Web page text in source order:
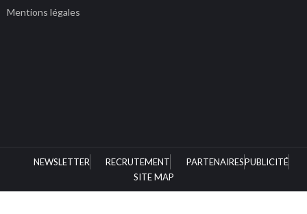
Mentions légales
NEWSLETTER RECRUTEMENT PARTENAIRESPUBLICITÉ
SITE MAP